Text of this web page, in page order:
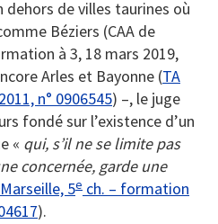
de villes taurines où
Béziers (CAA de
à 3, 18 mars 2019,
Arles et Bayonne (TA
n° 0906545) –, le juge
fondé sur l’existence d’un
« qui, s’il ne se limite pas
concernée, garde une
5e ch. – formation
).